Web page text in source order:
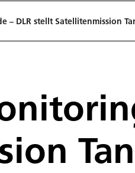
– DLR stellt Satellitenmission